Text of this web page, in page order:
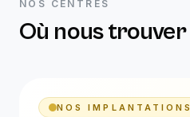
NOS CENTRES
Où nous trouver
NOS IMPLANTATIONS